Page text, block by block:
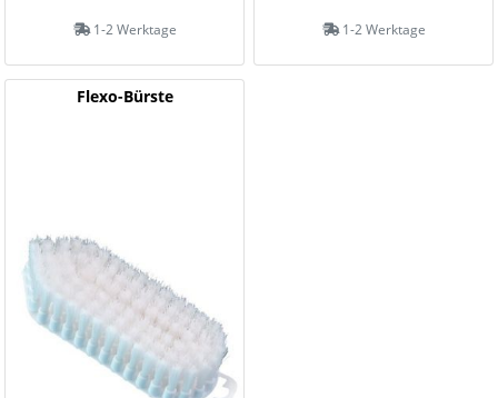
1-2 Werktage 1-2 Werktage
Flexo-Bürste